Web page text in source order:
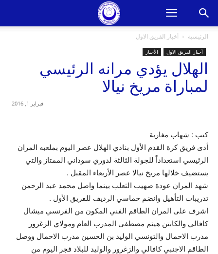
الرئيسية أخبار الفريق الاول
أخبار الفريق الاول الأخبار
الهلال يؤدي مرانه الرئيسي
لمباراة مريخ نيالا
فبراير 1, 2016
كتب : شهاب مغاربة
أدى فريق كرة القدم الأول بنادي الهلال عصر اليوم بملعبه المران
الرئيسي استعداداً للجولة الثالثة لدوري سوداني الممتاز والتي
يستضيف خلالها مريخ نيالا عصر الأربعاء المقبل .
شهد المران عودة صهيب الثعلب بينما واصل محمد عبد الرحمن
تدريبات التأهيل وانضم خماسي الرديف للفريق الأول .
اشرف على المران الطاقم الفني المكون من الفرنسي ميشال
كافالي والكابتن هيثم مصطفى المدرب العام ومولاي الزغرور
مدرب الاحمال والتونسي الوليد بن الحسين مدرب الاحمال ووصل
الطاقم الاجنبي كافالي والزغرور والوليد للبلاد فجر اليوم من